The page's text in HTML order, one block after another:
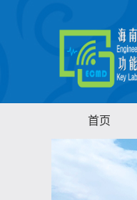
首页